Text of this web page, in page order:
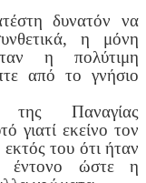
δυνατόν να
η μόνη
η πολύτιμη
από το γνήσιο
Παναγίας
γιατί εκείνο τον
του ότι ήταν
έντονο ώστε η